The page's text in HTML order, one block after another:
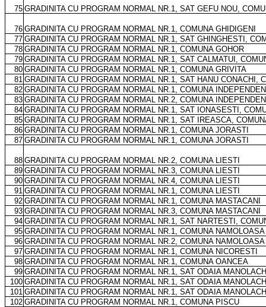
75 GRADINITA CU PROGRAM NORMAL NR.1, SAT GEFU NOU,
76 GRADINITA CU PROGRAM NORMAL NR.1, COMUNA GHIDIGENI
77 GRADINITA CU PROGRAM NORMAL NR.1, SAT GHINGHESTI,
78 GRADINITA CU PROGRAM NORMAL NR.1, COMUNA GOHOR
79 GRADINITA CU PROGRAM NORMAL NR.1, SAT CALMATUI,
80 GRADINITA CU PROGRAM NORMAL NR.1, COMUNA GRIVITA
81 GRADINITA CU PROGRAM NORMAL NR.1, SAT HANU CONACHI,
82 GRADINITA CU PROGRAM NORMAL NR.1, COMUNA
83 GRADINITA CU PROGRAM NORMAL NR.2, COMUNA
84 GRADINITA CU PROGRAM NORMAL NR.1, SAT IONASESTI,
85 GRADINITA CU PROGRAM NORMAL NR.1, SAT IREASCA,
86 GRADINITA CU PROGRAM NORMAL NR.1, COMUNA JORASTI
87 GRADINITA CU PROGRAM NORMAL NR.1, COMUNA JORASTI
88 GRADINITA CU PROGRAM NORMAL NR.2, COMUNA LIESTI
89 GRADINITA CU PROGRAM NORMAL NR.3, COMUNA LIESTI
90 GRADINITA CU PROGRAM NORMAL NR.4, COMUNA LIESTI
91 GRADINITA CU PROGRAM NORMAL NR.1, COMUNA LIESTI
92 GRADINITA CU PROGRAM NORMAL NR.1, COMUNA MASTACANI
93 GRADINITA CU PROGRAM NORMAL NR.3, COMUNA MASTACANI
94 GRADINITA CU PROGRAM NORMAL NR.1, SAT NARTESTI,
95 GRADINITA CU PROGRAM NORMAL NR.1, COMUNA NAMOLOASA
96 GRADINITA CU PROGRAM NORMAL NR.2, COMUNA NAMOLOASA
97 GRADINITA CU PROGRAM NORMAL NR.1, COMUNA NICORESTI
98 GRADINITA CU PROGRAM NORMAL NR.1, COMUNA OANCEA
99 GRADINITA CU PROGRAM NORMAL NR.1, SAT ODAIA
100 GRADINITA CU PROGRAM NORMAL NR.1, SAT ODAIA
101 GRADINITA CU PROGRAM NORMAL NR.1, SAT ODAIA
102 GRADINITA CU PROGRAM NORMAL NR.1, COMUNA PISCU